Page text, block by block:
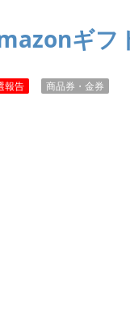
ギフ
報告 商品券・金券